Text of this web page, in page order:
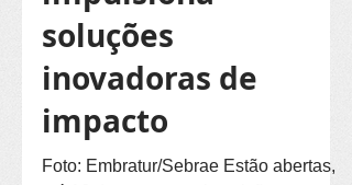
impulsiona
soluções
inovadoras de
impacto